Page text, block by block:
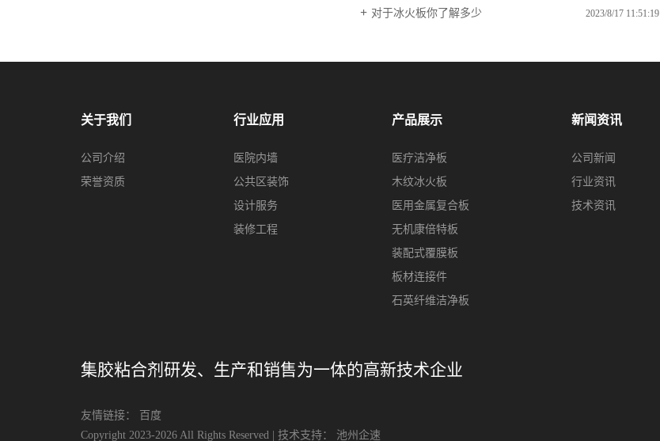
对于冰火板你了解多少 2023/8/17 11:51:19
关于我们
公司介绍
荣誉资质
行业应用
医院内墙
公共区装饰
设计服务
装修工程
产品展示
医疗洁净板
木纹冰火板
医用金属复合板
无机康倍特板
装配式覆膜板
板材连接件
石英纤维洁净板
新闻资讯
公司新闻
行业资讯
技术资讯
集胶粘合剂研发、生产和销售为一体的高新技术企业
友情链接：
百度
Copyright 2023-2026 All Rights Reserved | 技术支持： 池州企速